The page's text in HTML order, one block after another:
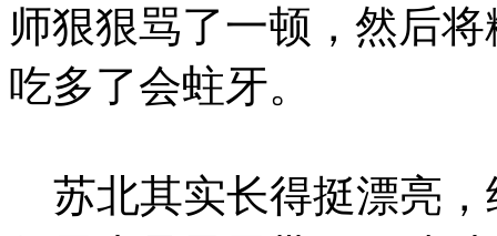
师狠狠骂了一顿，然后
吃多了会蛀牙。
苏北其实长得挺漂亮，